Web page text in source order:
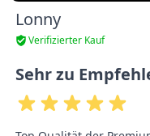
Lonny
Verifizierter Kauf
Sehr zu